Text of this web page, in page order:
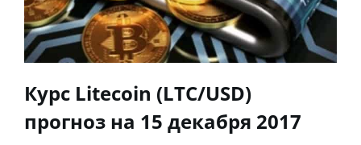
Курс Litecoin (LTC/USD)
прогноз на 15 декабря 2017